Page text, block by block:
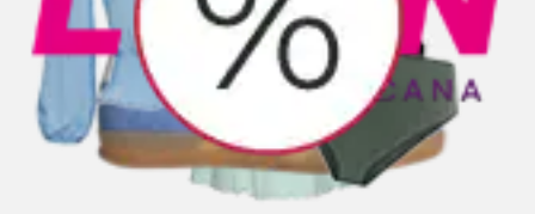
Conseil en maillots de bain
Service
Commander
Paiement